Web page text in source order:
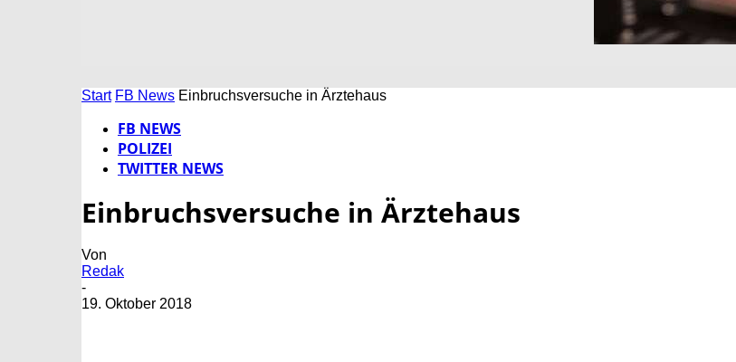
Start FB News Einbruchsversuche in Ärztehaus
FB NEWS
POLIZEI
TWITTER NEWS
Einbruchsversuche in Ärztehaus
Von
Redak
-
19. Oktober 2018